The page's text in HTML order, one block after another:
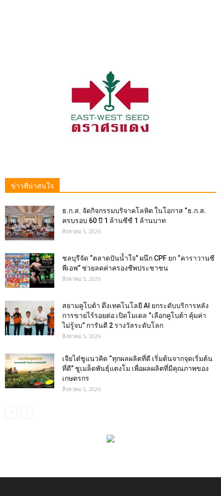
ข่าวที่น่าสนใจ
ธ.ก.ส. จัดกิจกรรมบริจาคโลหิต ในโอกาส “ธ.ก.ส.
ครบรอบ 60 ปี 1 ล้านซีซี 1 ล้านบาท
สิงหาคม 5, 2026
ชลบุรีจัด “ตลาดปันน้ำใจ” ผนึก CPF ยก “คาราวานซี
พีเอฟ” ช่วยลดค่าครองชีพประชาชน
สิงหาคม 5, 2026
สยามคูโบต้า ดึงเทคโนโลยี AI ยกระดับบริการหลัง
การขายไร้รอยต่อ เปิดโมเดล “เลือกคูโบต้า คุ้มค่า
ไม่รู้จบ” การันตี 2 รางวัลระดับโลก
สิงหาคม 5, 2026
เจียไต๋ชูแนวคิด “ทุกผลผลิตที่ดี เริ่มต้นจากจุดเริ่มต้น
ที่ดี” ชูเมล็ดพันธุ์แตงโม เพื่อผลผลิตที่มีคุณภาพของ
เกษตรกร
สิงหาคม 5, 2026